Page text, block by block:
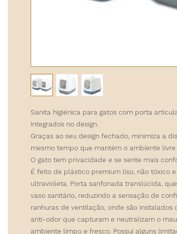
Sanita higiénica para gatos com porta
integrados no design.
Graças ao seu design fechado, minimiza a
mesmo tempo que mantém o ambiente livre
O gato tem privacidade e se sente mais
É feito de plástico premium liso, não tóxico
ultravioleta. Porta sanfonada translúcida,
vaso sanitário, reduzindo a sensação de
ranhuras de ventilação, onde são instalados
anti-odor que capturam e neutralizam o
ambiente limpo e fresco. Possui alguns